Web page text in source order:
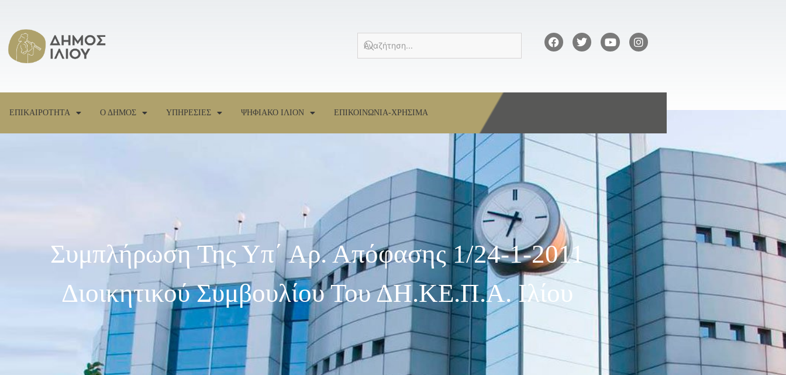
ΕΠΙΚΑΙΡΟΤΗΤΑ Ο ΔΗΜΟΣ ΥΠΗΡΕΣΙΕΣ ΨΗΦΙΑΚΟ ΙΛΙΟΝ ΕΠΙΚΟΙΝΩΝΙΑ-ΧΡΗΣΙΜΑ
Συμπλήρωση Της Υπ΄ Αρ. Απόφασης 1/24-1-2011
Διοικητικού Συμβουλίου Του ΔΗ.ΚΕ.Π.Α. Ιλίου